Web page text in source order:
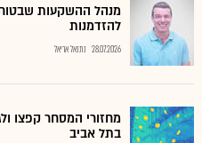
מנהל ההשקעות
להזדמנות
28.07.2026 נתנאל אריאל
מחזורי המסחר קפצו
בתל אביב